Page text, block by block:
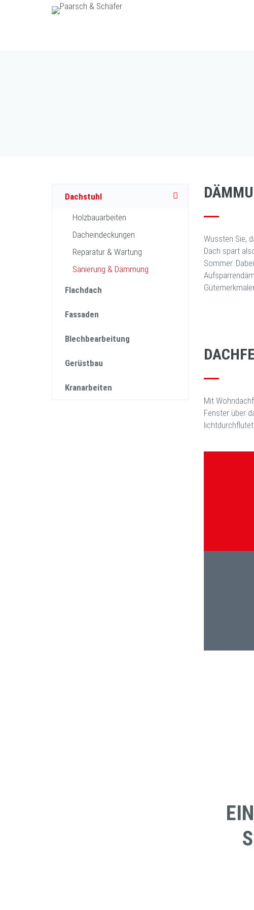
Dachstuhl
Holzbauarbeiten
Dacheindeckungen
Reparatur & Wartung
Sanierung & Dämmung
Flachdach
Fassaden
Blechbearbeitung
Gerüstbau
Kranarbeiten
Wussten Sie,
Dach spart
Sommer.
Mit
Fenster über